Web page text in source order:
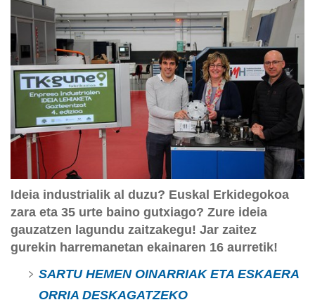
Ideia industrialik al duzu? Euskal Erkidegokoa
zara eta 35 urte baino gutxiago? Zure ideia
gauzatzen lagundu zaitzakegu! Jar zaitez
gurekin harremanetan ekainaren 16 aurretik!
SARTU HEMEN OINARRIAK ETA ESKAERA
ORRIA DESKAGATZEKO